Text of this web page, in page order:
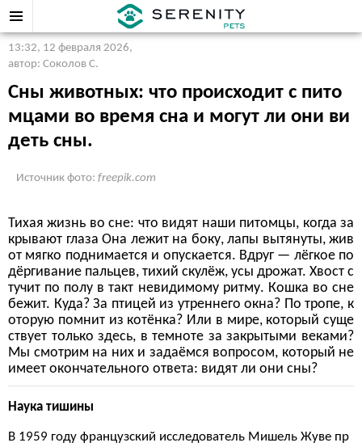
13:32, 12 февраля 2026,
автор: Соколов С.
Сны животных: что происходит с пито
мцами во время сна и могут ли они ви
деть сны.
Источник фото: freepik.com
Тихая жизнь во сне: что видят наши питомцы, когда за
крывают глаза Она лежит на боку, лапы вытянуты, жив
от мягко поднимается и опускается. Вдруг — лёгкое по
дёргивание пальцев, тихий скулёж, усы дрожат. Хвост с
тучит по полу в такт невидимому ритму. Кошка во сне
бежит. Куда? За птицей из утреннего окна? По тропе, к
оторую помнит из котёнка? Или в мире, который суще
ствует только здесь, в темноте за закрытыми веками?
Мы смотрим на них и задаёмся вопросом, который не
имеет окончательного ответа: видят ли они сны?
Наука тишины
В 1959 году французский исследователь Мишель Жуве пр